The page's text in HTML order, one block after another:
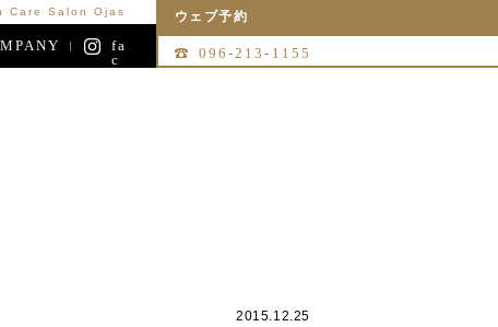
Care Salon Ojas ウェブ予約
096-213-1155
fa
c
2015.12.25